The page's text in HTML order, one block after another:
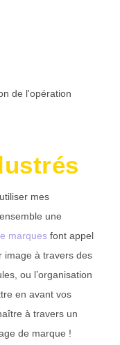
mes
une
marquesfont appel
image à travers des
ou l’organisation
en avant vos
à travers un
de marque !